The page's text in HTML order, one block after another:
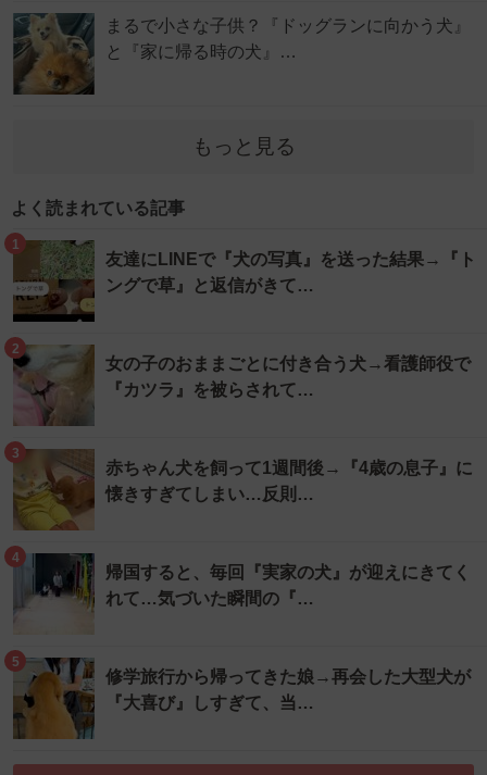
まるで小さな子供？『ドッグランに向かう犬』
と『家に帰る時の犬』…
もっと見る
よく読まれている記事
1
友達にLINEで『犬の写真』を送った結果→『ト
ングで草』と返信がきて…
2
女の子のおままごとに付き合う犬→看護師役で
『カツラ』を被らされて…
3
赤ちゃん犬を飼って1週間後→『4歳の息子』に
懐きすぎてしまい…反則…
4
帰国すると、毎回『実家の犬』が迎えにきてく
れて…気づいた瞬間の『…
5
修学旅行から帰ってきた娘→再会した大型犬が
『大喜び』しすぎて、当…